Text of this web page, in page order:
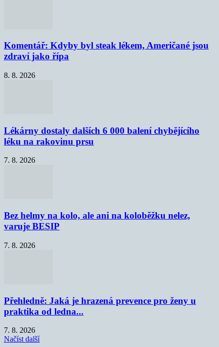
Komentář: Kdyby byl steak lékem, Američané jsou
zdraví jako řípa
8. 8. 2026
Lékárny dostaly dalších 6 000 balení chybějícího
léku na rakovinu prsu
7. 8. 2026
Bez helmy na kolo, ale ani na koloběžku nelez,
varuje BESIP
7. 8. 2026
Přehledně: Jaká je hrazená prevence pro ženy u
praktika od ledna...
7. 8. 2026
Načíst další